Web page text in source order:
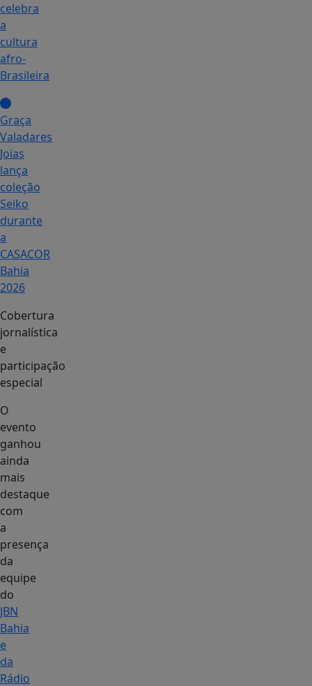
celebra
a
cultura
afro-
Brasileira
Graça
Valadares
Joias
lança
coleção
Seiko
durante
a
CASACOR
Bahia
2026
Cobertura
jornalística
e
participação
especial
O
evento
ganhou
ainda
mais
destaque
com
a
presença
da
equipe
do
JBN
Bahia
e
da
Rádio